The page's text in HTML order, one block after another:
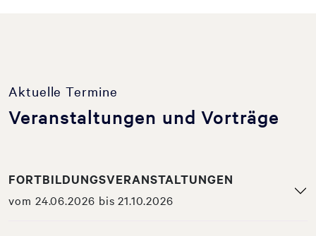
Aktuelle Termine
Veranstaltungen und Vorträge
FORTBILDUNGSVERANSTALTUNGEN
vom 24.06.2026 bis 21.10.2026